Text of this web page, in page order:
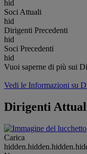
hid
Soci Attuali
hid
Dirigenti Precedenti
hid
Soci Precedenti
hid
Vuoi saperne di più sui
Vedi le Informazioni su
Dirigenti
Carica